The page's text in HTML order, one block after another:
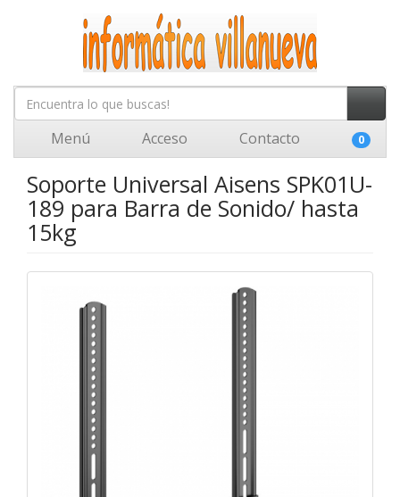
Menú Acceso Contacto 0
Soporte Universal Aisens SPK01U-
189 para Barra de Sonido/ hasta
15kg